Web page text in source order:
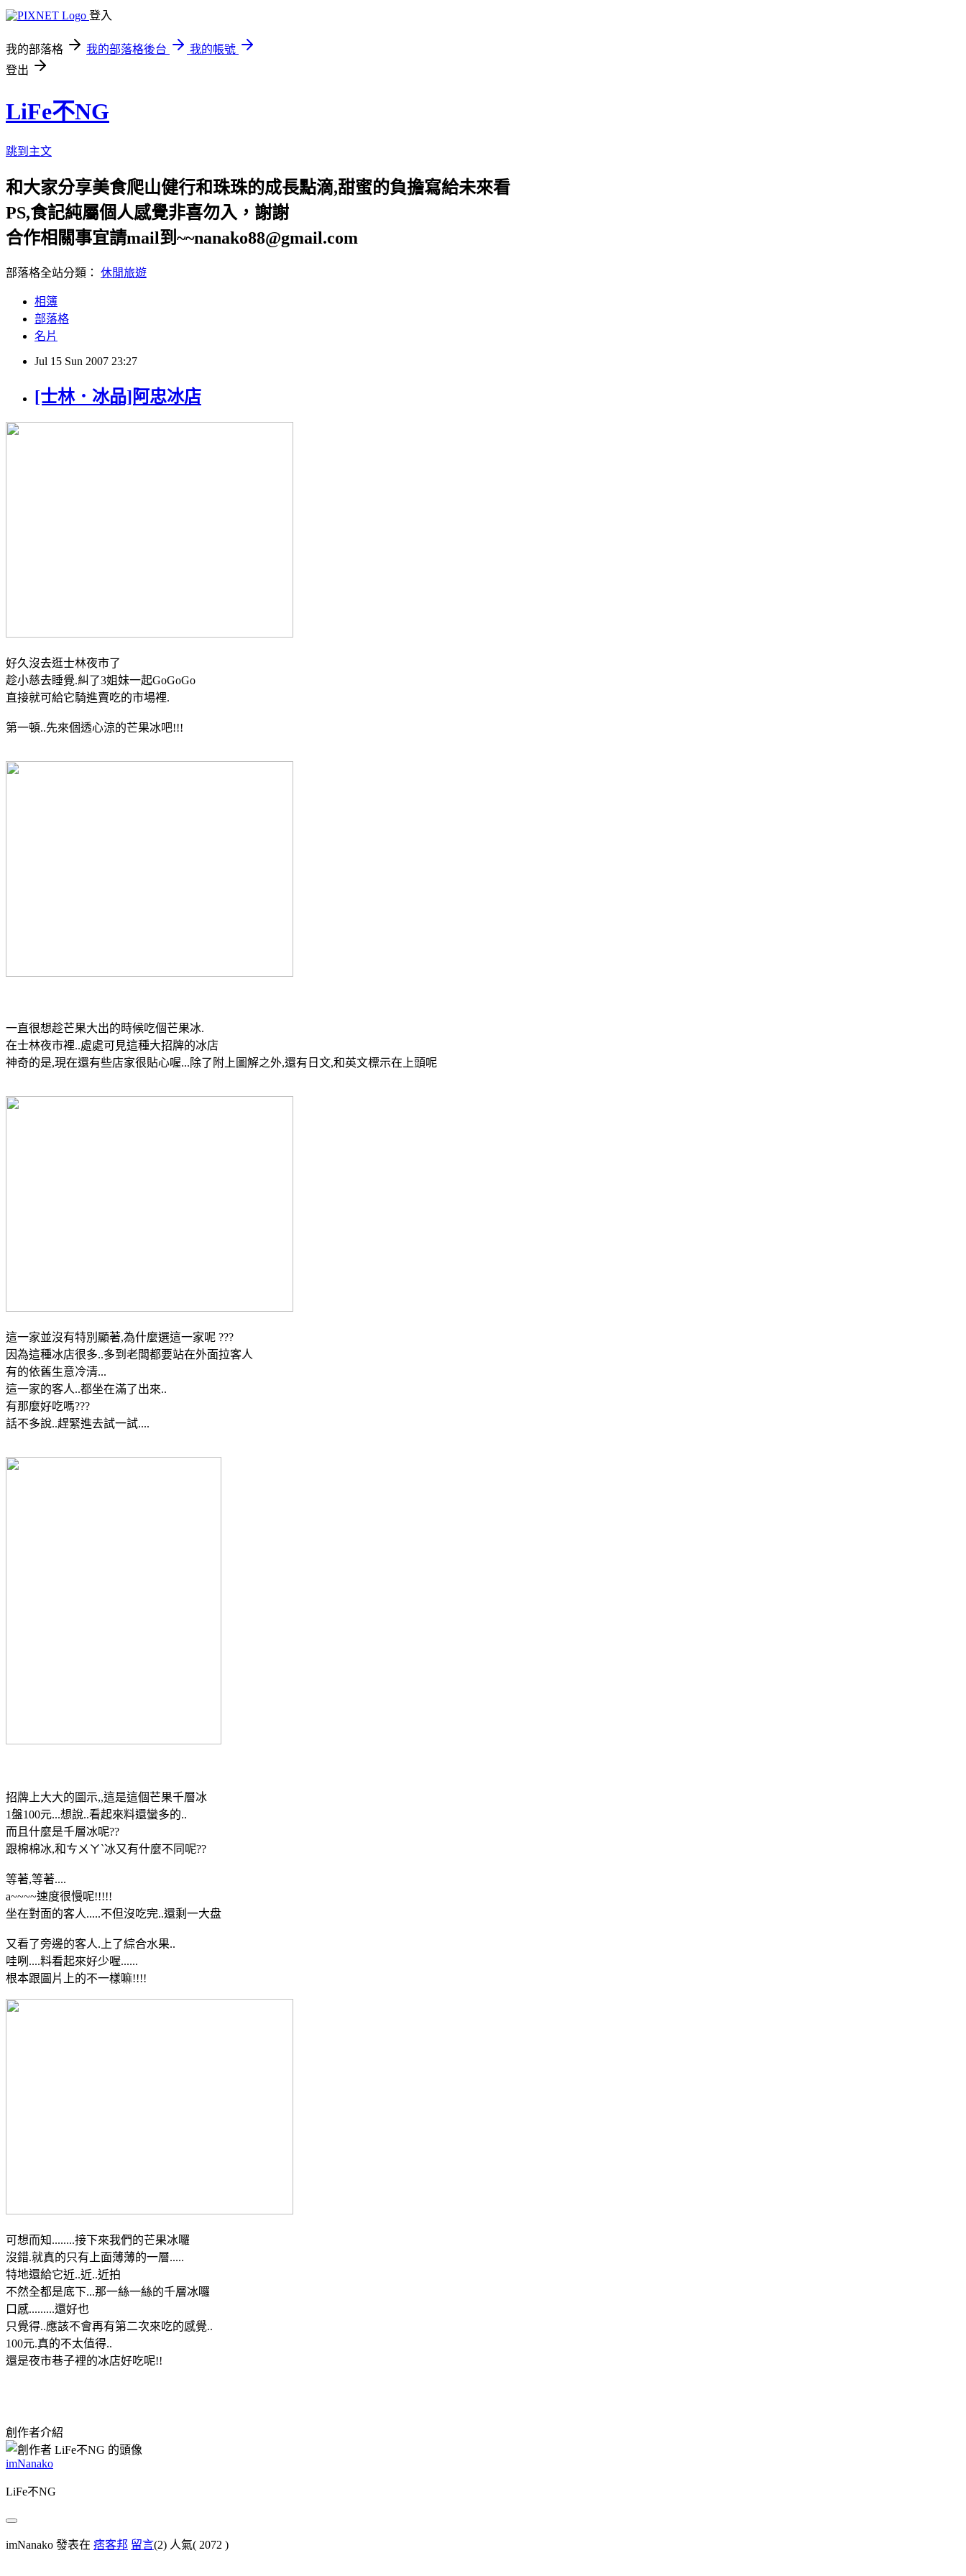
登入
我的部落格 我的部落格後台
我的帳號
登出
LiFe不NG
跳到主文
和大家分享美食爬山健行和珠珠的成長點滴,甜蜜的負擔寫給未來看
PS,食記純屬個人感覺非喜勿入，謝謝
合作相關事宜請mail到~~nanako88@gmail.com
部落格全站分類： 休閒旅遊
相簿
部落格
名片
Jul 15 Sun 2007 23:27
[士林．冰品]阿忠冰店
好久沒去逛士林夜市了
趁小慈去睡覺.糾了3姐妹一起GoGoGo
直接就可給它騎進賣吃的市場裡.
第一頓..先來個透心涼的芒果冰吧!!!
一直很想趁芒果大出的時候吃個芒果冰.
在士林夜市裡..處處可見這種大招牌的冰店
神奇的是,現在還有些店家很貼心喔...除了附上圖解之外,還有日文,和英文標示在上頭呢
這一家並沒有特別顯著,為什麼選這一家呢 ???
因為這種冰店很多..多到老闆都要站在外面拉客人
有的依舊生意冷清...
這一家的客人..都坐在滿了出來..
有那麼好吃嗎???
話不多說..趕緊進去試一試....
招牌上大大的圖示,,這是這個芒果千層冰
1盤100元...想說..看起來料還蠻多的..
而且什麼是千層冰呢??
跟棉棉冰,和ㄘㄨㄚˋ冰又有什麼不同呢??
等著,等著....
a~~~~速度很慢呢!!!!!
坐在對面的客人.....不但沒吃完..還剩一大盘
又看了旁邊的客人.上了綜合水果..
哇咧....料看起來好少喔......
根本跟圖片上的不一樣嘛!!!!
可想而知........接下來我們的芒果冰囉
沒錯.就真的只有上面薄薄的一層.....
特地還給它近..近..近拍
不然全都是底下...那一絲一絲的千層冰囉
口感.........還好也
只覺得..應該不會再有第二次來吃的感覺..
100元.真的不太值得..
還是夜市巷子裡的冰店好吃呢!!
創作者介紹
imNanako
LiFe不NG
imNanako 發表在 痞客邦 留言(2) 人氣( 2072 )